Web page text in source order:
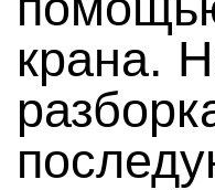
крана.